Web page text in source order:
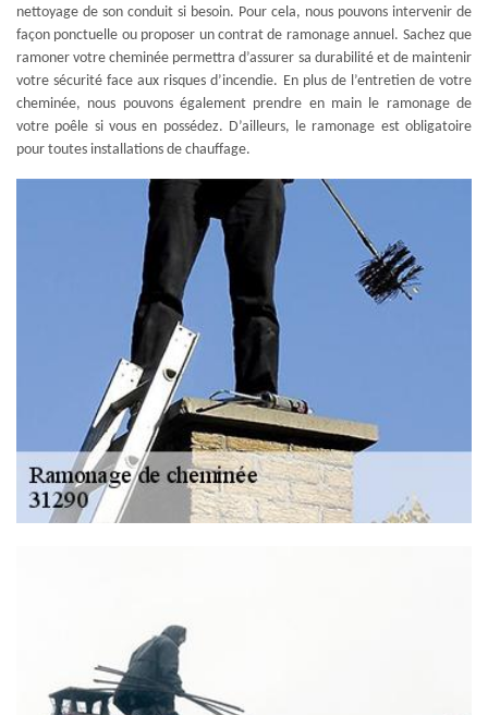
nettoyage de son conduit si besoin. Pour cela, nous pouvons intervenir de
façon ponctuelle ou proposer un contrat de ramonage annuel. Sachez que
ramoner votre cheminée permettra d’assurer sa durabilité et de maintenir
votre sécurité face aux risques d’incendie. En plus de l’entretien de votre
cheminée, nous pouvons également prendre en main le ramonage de
votre poêle si vous en possédez. D’ailleurs, le ramonage est obligatoire
pour toutes installations de chauffage.